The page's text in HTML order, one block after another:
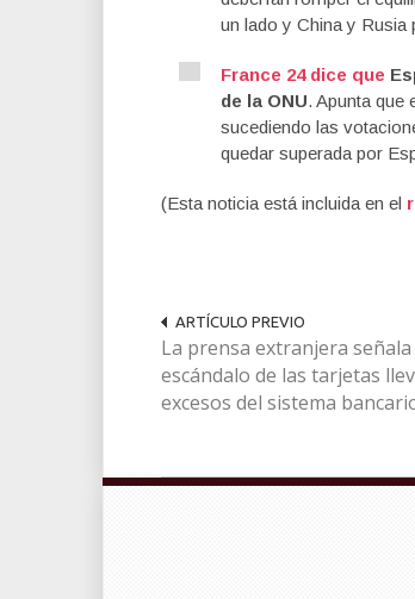
un lado y China y Rusia
France 24 dice que
de la ONU. Apunta que
sucediendo las
quedar superada por
(Esta noticia está incluida en el
ARTÍCULO PREVIO
La prensa extranjera señala
escándalo de las tarjetas
excesos del sistema